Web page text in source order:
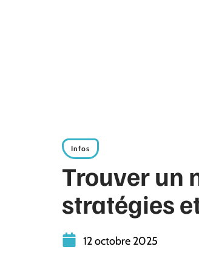
Infos
Trouver un
stratégies
12 octobre 2025